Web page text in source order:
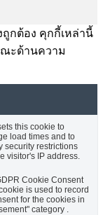
ถูกต้อง คุกกี้เหล่านี้
ะด้านความ
this cookie to
load times and to
security restrictions
visitor's IP address.
Cookie Consent
is used to record
for the cookies in
category .